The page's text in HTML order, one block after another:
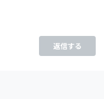
返信する